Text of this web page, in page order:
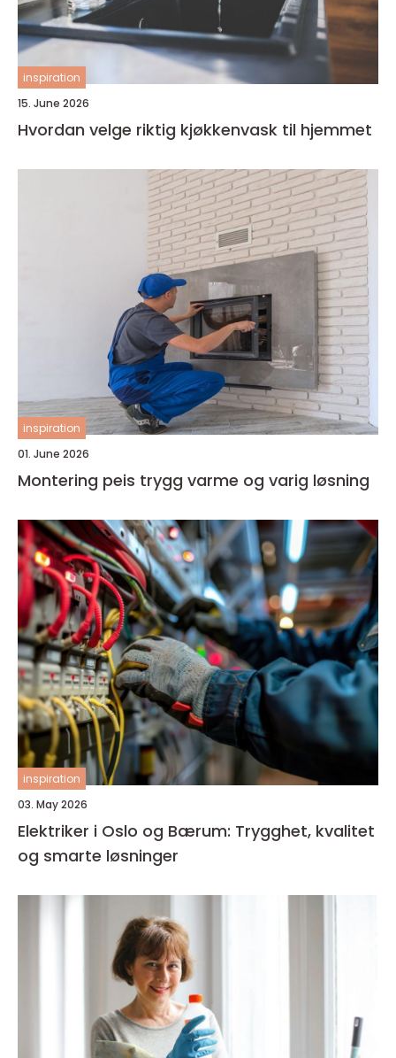
inspiration
15. June 2026
Hvordan velge riktig kjøkkenvask til hjemmet
inspiration
01. June 2026
Montering peis trygg varme og varig løsning
inspiration
03. May 2026
Elektriker i Oslo og Bærum: Trygghet, kvalitet
og smarte løsninger